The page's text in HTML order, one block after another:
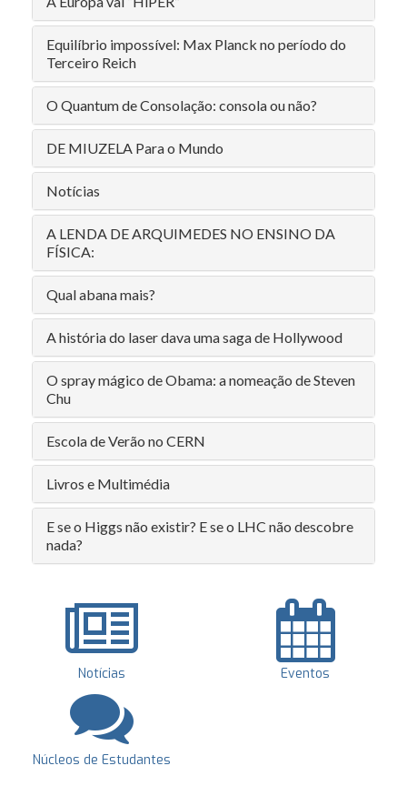
Equilíbrio impossível: Max Planck no período do
Terceiro Reich
O Quantum de Consolação: consola ou não?
DE MIUZELA Para o Mundo
Notícias
A LENDA DE ARQUIMEDES NO ENSINO DA
FÍSICA:
Qual abana mais?
A história do laser dava uma saga de Hollywood
O spray mágico de Obama: a nomeação de Steven
Chu
Escola de Verão no CERN
Livros e Multimédia
E se o Higgs não existir? E se o LHC não descobre
nada?
Notícias Eventos
Núcleos de Estudantes